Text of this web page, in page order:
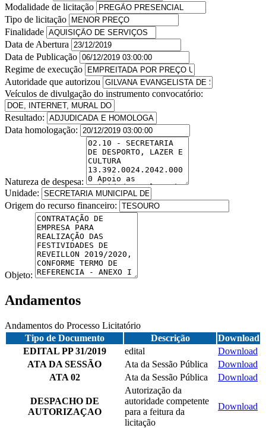
Modalidade de licitação
Tipo de licitação
Finalidade
Data de Abertura
Data de Publicação
Regime de execução
Autoridade que autorizou
Veículos de divulgação do instrumento convocatório:
Resultado:
Data homologação:
Natureza de despesa:
Unidade:
Origem do recurso financeiro:
Objeto:
Andamentos
Andamentos do Processo Licitatório
Tipo de Documento
Descrição
Download
EDITAL PP 31/2019
edital
Download
ATA DA SESSÃO
Ata da Sessão Pública
Download
ATA 02
Ata da Sessão Pública Download
DESPACHO DE
AUTORIZAÇAO
Autorização da
autoridade competente
para a feitura da
licitação
Download